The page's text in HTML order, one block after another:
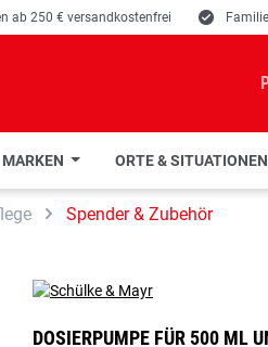
ab 250 € versandkostenfrei E
MARKEN ORTE & SITUATIONEN
Spender & Zubehör
DOSIERPUMPE FÜR 500 ML